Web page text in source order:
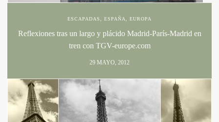
ESCAPADAS, ESPAÑA, EUROPA
Reflexiones tras un largo y plácido Madrid-París-Madrid en
tren con TGV-europe.com
29 MAYO, 2012